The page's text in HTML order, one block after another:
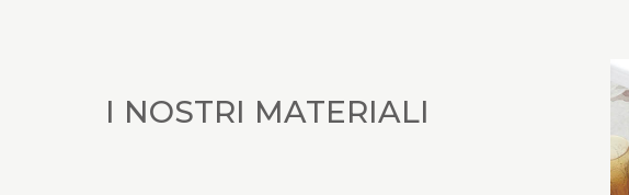
I NOSTRI MATERIALI